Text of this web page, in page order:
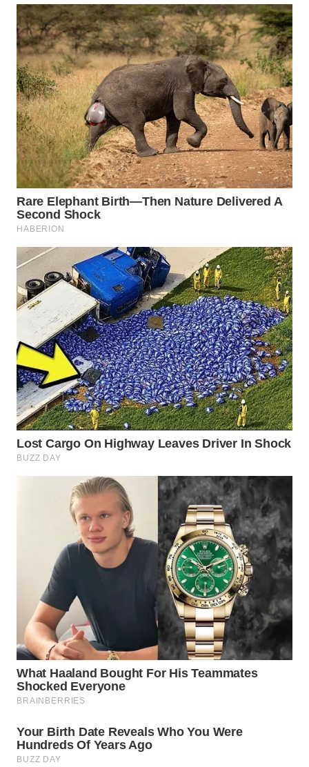
WN
LIKUPANG
WN
LABUANBAJO
WN
BORNEO
Wahana
Media
Group
NEWS
WAHANA
TANI
WAHANA
ADVOKAT
WAHANA
INFRASTRUKTUR
WAHANA
KONSUMEN
WAHANA
TRAVEL
WAHANA
TV
WAHANANEWS
ID
WAHANANEWS
WAHANANEWS
NET